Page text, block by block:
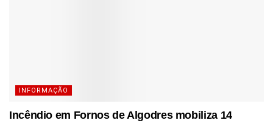
INFORMAÇÃO
Incêndio em Fornos de Algodres mobiliza 14